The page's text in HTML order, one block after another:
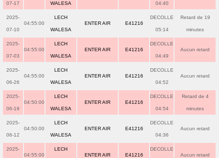
07-17 WALESA 04:40
2025-
07-10
04:55:00
LECH
WALESA
ENTER AIR E41216
DECOLLE
05:14
Retard de 19
minutes
2025-
07-03
04:55:00
LECH
WALESA
ENTER AIR E41216
DECOLLE
04:49
Aucun retard
2025-
06-26
04:55:00
LECH
WALESA
ENTER AIR E41216
DECOLLE
04:52
Aucun retard
2025-
06-19
04:50:00
LECH
WALESA
ENTER AIR E41216
DECOLLE
04:54
Retard de 4
minutes
2025-
06-12
04:50:00
LECH
WALESA
ENTER AIR E41216
DECOLLE
04:36
Aucun retard
2025-
04:55:00
LECH
ENTER AIR E41216
DECOLLE
Aucun retard